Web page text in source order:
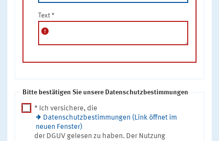
Text *
error
Bitte bestätigen Sie unsere Datenschutzbestimmungen
* Ich versichere, die
Datenschutzbestimmungen (Link öffnet im
neuen Fenster)
der DGUV gelesen zu haben. Der Nutzung